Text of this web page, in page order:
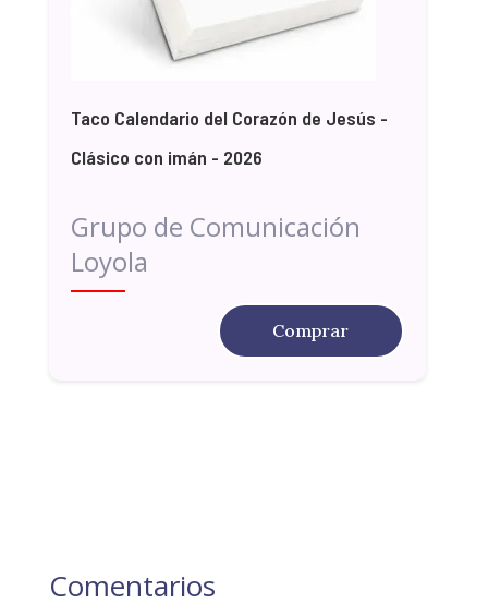
Taco Calendario del Corazón de Jesús -
Clásico con imán - 2026
Grupo de Comunicación
Loyola
Comprar
Comentarios